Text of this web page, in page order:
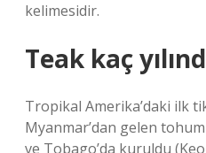
kelimesidir.
Teak kaç
Tropikal Amerika’daki ilk
Myanmar’dan gelen
ve Tobago’da kuruldu